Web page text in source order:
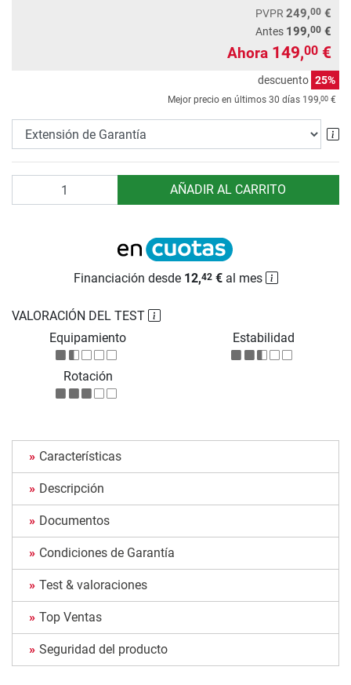
PVPR 249,00 €
Antes 199,00 €
Ahora 149,00 €
descuento 25%
Mejor precio en últimos 30 días 199,00 €
AÑADIR AL CARRITO
VALORACIÓN DEL TEST
Equipamiento
Estabilidad
Rotación
Financiación desde 12,42€al mes
Características
Descripción
Documentos
Condiciones de Garantía
Test & valoraciones
Top Ventas
Seguridad del producto